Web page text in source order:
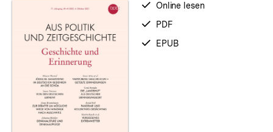
verfügbar
Online lesen
verfügbar
PDF
verfügbar
EPUB